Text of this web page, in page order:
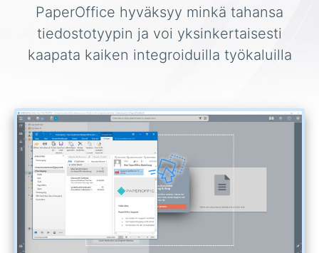
PaperOffice hyväksyy minkä tahansa
tiedostotyypin ja voi yksinkertaisesti
kaapata kaiken integroiduilla työkaluilla